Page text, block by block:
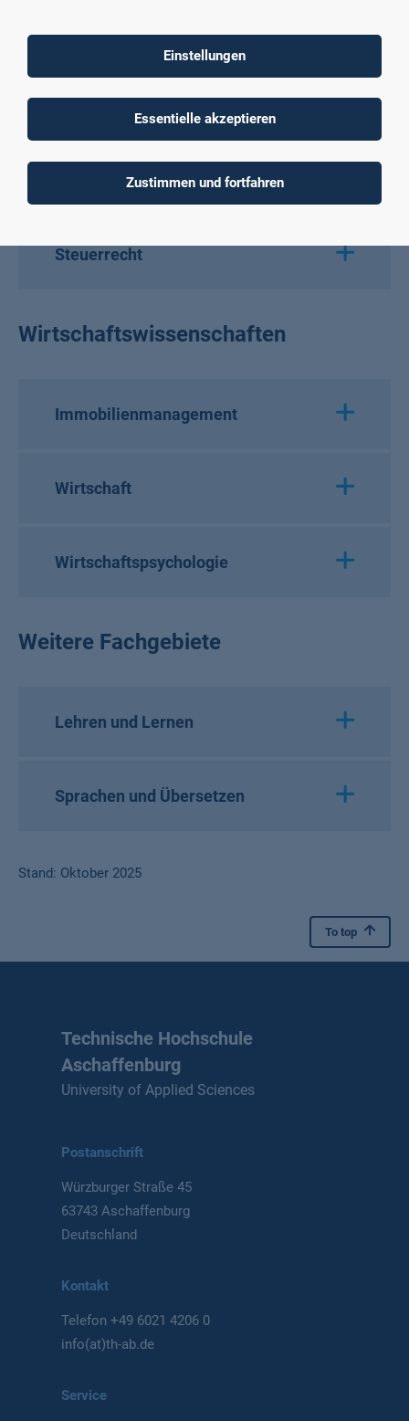
Rechtswissenschaften
Steuerrecht
Wirtschaftswissenschaften
Immobilienmanagement
Wirtschaft
Wirtschaftspsychologie
Weitere Fachgebiete
Lehren und Lernen
Sprachen und Übersetzen
Stand: Oktober 2025
To top
Technische Hochschule
Aschaffenburg
University of Applied Sciences
Postanschrift
Würzburger Straße 45
63743 Aschaffenburg
Deutschland
Kontakt
Telefon+49 6021 4206 0
info(at)th-ab.de
Service
Einstellungen
Essentielle akzeptieren
Zustimmen und fortfahren